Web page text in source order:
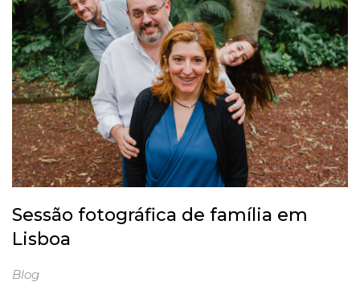
Sessão fotográfica de família em
Lisboa
Blog